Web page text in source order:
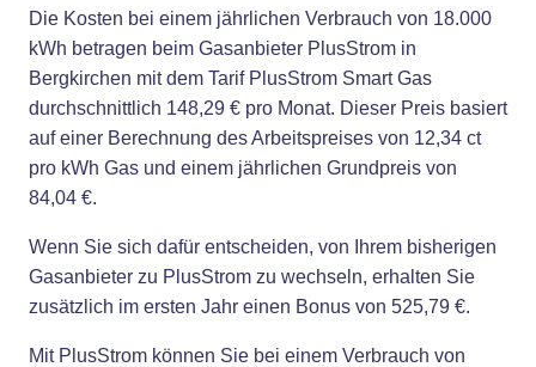
Die Kosten bei einem jährlichen Verbrauch von 18.000
kWh betragen beim Gasanbieter PlusStrom in
Bergkirchen mit dem Tarif PlusStrom Smart Gas
durchschnittlich 148,29 € pro Monat. Dieser Preis basiert
auf einer Berechnung des Arbeitspreises von 12,34 ct
pro kWh Gas und einem jährlichen Grundpreis von
84,04 €.
Wenn Sie sich dafür entscheiden, von Ihrem bisherigen
Gasanbieter zu PlusStrom zu wechseln, erhalten Sie
zusätzlich im ersten Jahr einen Bonus von 525,79 €.
Mit PlusStrom können Sie bei einem Verbrauch von